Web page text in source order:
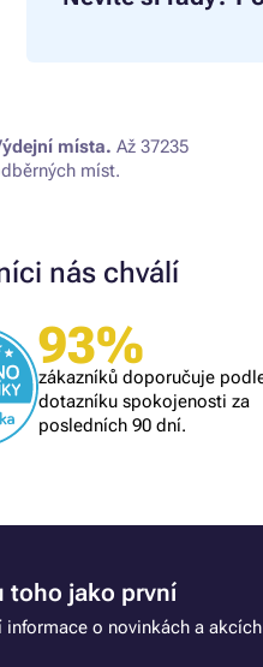
místa. Až 37235
míst.
nás chválí
93%
zákazníků doporučuje
dotazníku spokojenosti za
posledních 90 dní.
Ověřený zákazník
skvělá nabídka, rychlé vyřízení
objednávky, příznivé ceny
toho jako první
informace o novinkách a